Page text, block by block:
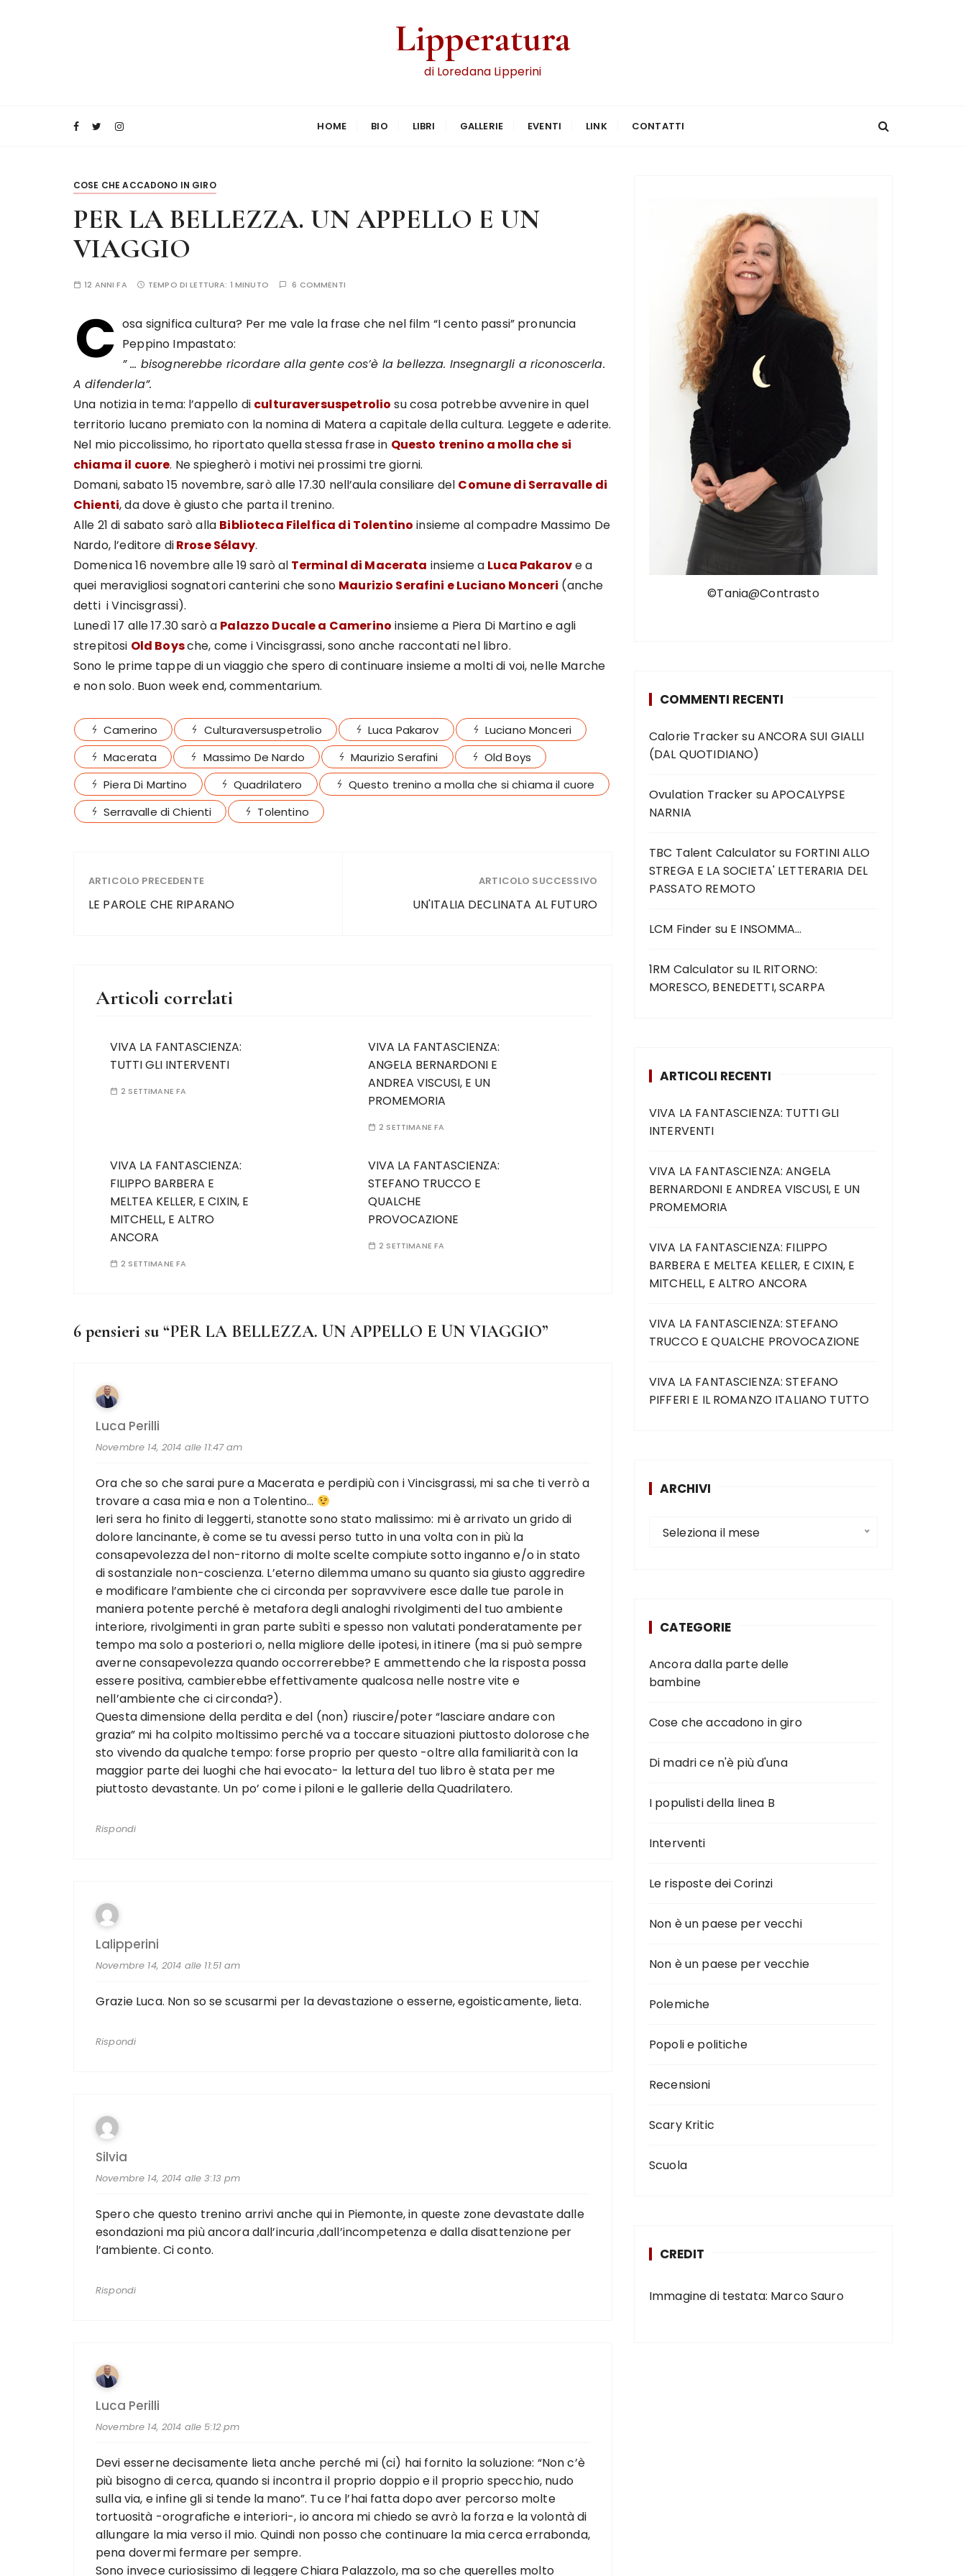
Lipperatura
di Loredana Lipperini
HOME BIO LIBRI GALLERIE EVENTI LINK CONTATTI
COSE CHE ACCADONO IN GIRO
PER LA BELLEZZA. UN APPELLO E UN
VIAGGIO
12 ANNI FA TEMPO DI LETTURA: 1 MINUTO 6 COMMENTI
C osa significa cultura? Per me vale la frase che nel film “I cento passi” pronuncia
Peppino Impastato:
” … bisognerebbe ricordare alla gente cos’è la bellezza. Insegnargli a riconoscerla.
A difenderla”.
Una notizia in tema: l’appello di culturaversuspetrolio su cosa potrebbe avvenire in quel
territorio lucano premiato con la nomina di Matera a capitale della cultura. Leggete e aderite.
Nel mio piccolissimo, ho riportato quella stessa frase in Questo trenino a molla che si
chiama il cuore. Ne spiegherò i motivi nei prossimi tre giorni.
Domani, sabato 15 novembre, sarò alle 17.30 nell’aula consiliare del Comune di Serravalle di
Chienti, da dove è giusto che parta il trenino.
Alle 21 di sabato sarò alla Biblioteca Filelfica di Tolentino insieme al compadre Massimo De
Nardo, l’editore diRrose Sélavy.
Domenica 16 novembre alle 19 sarò al Terminal di Macerata insieme a Luca Pakarove a
quei meravigliosi sognatori canterini che sono Maurizio Serafini e Luciano Monceri (anche
detti i Vincisgrassi).
Lunedì 17 alle 17.30 sarò a Palazzo Ducale a Camerino insieme a Piera Di Martino e agli
strepitosi Old Boysche, come i Vincisgrassi, sono anche raccontati nel libro.
Sono le prime tappe di un viaggio che spero di continuare insieme a molti di voi, nelle Marche
e non solo. Buon week end, commentarium.
Camerino Culturaversuspetrolio Luca Pakarov
Luciano Monceri
Macerata
Massimo De Nardo Maurizio Serafini
Old Boys
Piera Di Martino
Quadrilatero
Questo trenino a molla che si chiama il cuore
Serravalle di Chienti
Tolentino
ARTICOLO PRECEDENTE
LE PAROLE CHE RIPARANO
ARTICOLO SUCCESSIVO
UN'ITALIA DECLINATA AL FUTURO
Articoli correlati
VIVA LA FANTASCIENZA:
TUTTI GLI INTERVENTI
2 SETTIMANE FA
VIVA LA FANTASCIENZA:
ANGELA BERNARDONI E
ANDREA VISCUSI, E UN
PROMEMORIA
2 SETTIMANE FA
VIVA LA FANTASCIENZA:
FILIPPO BARBERA E
MELTEA KELLER, E CIXIN, E
MITCHELL, E ALTRO
ANCORA
2 SETTIMANE FA
VIVA LA FANTASCIENZA:
STEFANO TRUCCO E
QUALCHE
PROVOCAZIONE
2 SETTIMANE FA
6 pensieri su “PER LA BELLEZZA. UN APPELLO E UN VIAGGIO”
Luca Perilli
Novembre 14, 2014 alle 11:47 am
Ora che so che sarai pure a Macerata e perdipiù con i Vincisgrassi, mi sa che ti verrò a
trovare a casa mia e non a Tolentino…
Ieri sera ho finito di leggerti, stanotte sono stato malissimo: mi è arrivato un grido di
dolore lancinante, è come se tu avessi perso tutto in una volta con in più la
consapevolezza del non-ritorno di molte scelte compiute sotto inganno e/o in stato
di sostanziale non-coscienza. L’eterno dilemma umano su quanto sia giusto aggredire
e modificare l’ambiente che ci circonda per sopravvivere esce dalle tue parole in
maniera potente perché è metafora degli analoghi rivolgimenti del tuo ambiente
interiore, rivolgimenti in gran parte subìti e spesso non valutati ponderatamente per
tempo ma solo a posteriori o, nella migliore delle ipotesi, in itinere (ma si può sempre
averne consapevolezza quando occorrerebbe? E ammettendo che la risposta possa
essere positiva, cambierebbe effettivamente qualcosa nelle nostre vite e
nell’ambiente che ci circonda?).
Questa dimensione della perdita e del (non) riuscire/poter “lasciare andare con
grazia” mi ha colpito moltissimo perché va a toccare situazioni piuttosto dolorose che
sto vivendo da qualche tempo: forse proprio per questo -oltre alla familiarità con la
maggior parte dei luoghi che hai evocato- la lettura del tuo libro è stata per me
piuttosto devastante. Un po’ come i piloni e le gallerie della Quadrilatero.
Rispondi
Lalipperini
Novembre 14, 2014 alle 11:51 am
Grazie Luca. Non so se scusarmi per la devastazione o esserne, egoisticamente, lieta.
Rispondi
Silvia
Novembre 14, 2014 alle 3:13 pm
Spero che questo trenino arrivi anche qui in Piemonte, in queste zone devastate dalle
esondazioni ma più ancora dall’incuria ,dall’incompetenza e dalla disattenzione per
l’ambiente. Ci conto.
Rispondi
Luca Perilli
Novembre 14, 2014 alle 5:12 pm
Devi esserne decisamente lieta anche perché mi (ci) hai fornito la soluzione: “Non c’è
più bisogno di cerca, quando si incontra il proprio doppio e il proprio specchio, nudo
sulla via, e infine gli si tende la mano”. Tu ce l’hai fatta dopo aver percorso molte
tortuosità -orografiche e interiori-, io ancora mi chiedo se avrò la forza e la volontà di
allungare la mia verso il mio. Quindi non posso che continuare la mia cerca errabonda,
pena dovermi fermare per sempre.
Sono invece curiosissimo di leggere Chiara Palazzolo, ma so che querelles molto
©Tania@Contrasto
COMMENTI RECENTI
Calorie TrackersuANCORA SUI GIALLI
(DAL QUOTIDIANO)
Ovulation Tracker suAPOCALYPSE
NARNIA
TBC Talent Calculatorsu FORTINI ALLO
STREGA E LA SOCIETA' LETTERARIA DEL
PASSATO REMOTO
LCM Finder su E INSOMMA…
1RM Calculatorsu IL RITORNO:
MORESCO, BENEDETTI, SCARPA
ARTICOLI RECENTI
VIVA LA FANTASCIENZA: TUTTI GLI
INTERVENTI
VIVA LA FANTASCIENZA: ANGELA
BERNARDONI E ANDREA VISCUSI, E UN
PROMEMORIA
VIVA LA FANTASCIENZA: FILIPPO
BARBERA E MELTEA KELLER, E CIXIN, E
MITCHELL, E ALTRO ANCORA
VIVA LA FANTASCIENZA: STEFANO
TRUCCO E QUALCHE PROVOCAZIONE
VIVA LA FANTASCIENZA: STEFANO
PIFFERI E IL ROMANZO ITALIANO TUTTO
ARCHIVI
Seleziona il mese
CATEGORIE
Ancora dalla parte delle
bambine
Cose che accadono in giro
Di madri ce n'è più d'una
I populisti della linea B
Interventi
Le risposte dei Corinzi
Non è un paese per vecchi
Non è un paese per vecchie
Polemiche
Popoli e politiche
Recensioni
Scary Kritic
Scuola
CREDIT
Immagine di testata: Marco Sauro